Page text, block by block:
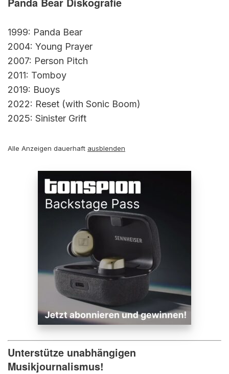
1999: Panda Bear
2004: Young Prayer
2007: Person Pitch
2011: Tomboy
2019: Buoys
2022: Reset (with Sonic Boom)
2025: Sinister Grift
Alle Anzeigen dauerhaft ausblenden
Unterstütze unabhängigen
Musikjournalismus!